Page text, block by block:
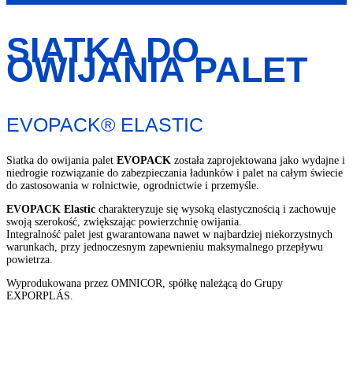
SIATKA DO
OWIJANIA PALET
EVOPACK® ELASTIC
Siatka do owijania palet EVOPACK została zaprojektowana jako wydajne i
niedrogie rozwiązanie do zabezpieczania ładunków i palet na całym świecie
do zastosowania w rolnictwie, ogrodnictwie i przemyśle.
EVOPACK Elastic charakteryzuje się wysoką elastycznością i zachowuje
swoją szerokość, zwiększając powierzchnię owijania.
Integralność palet jest gwarantowana nawet w najbardziej niekorzystnych
warunkach, przy jednoczesnym zapewnieniu maksymalnego przepływu
powietrza.
Wyprodukowana przez OMNICOR, spółkę należącą do Grupy
EXPORPLÁS.